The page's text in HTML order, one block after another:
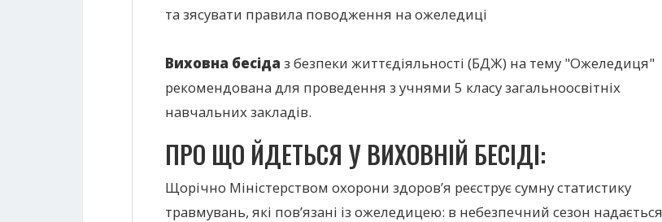
та зясувати правила поводження на ожеледиці
Виховна бесіда з безпеки життєдіяльності (БДЖ) на тему "Ожеледиця"
рекомендована для проведення з учнями 5 класу загальноосвітніх
навчальних закладів.
ПРО ЩО ЙДЕТЬСЯ У ВИХОВНІЙ БЕСІДІ:
Щорічно Міністерством охорони здоров’я реєструє сумну статистику
травмувань, які пов’язані із ожеледицею: в небезпечний сезон надається